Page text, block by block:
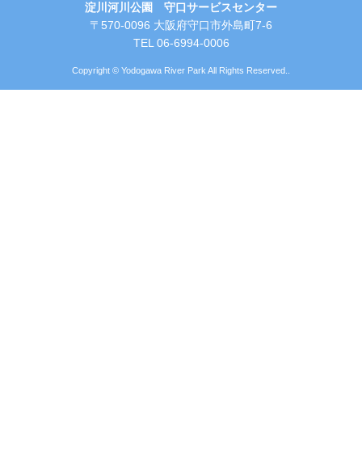
淀川河川公園 守口サービスセンター
〒570-0096 大阪府守口市外島町7-6
TEL 06-6994-0006
Copyright © Yodogawa River Park All Rights Reserved..